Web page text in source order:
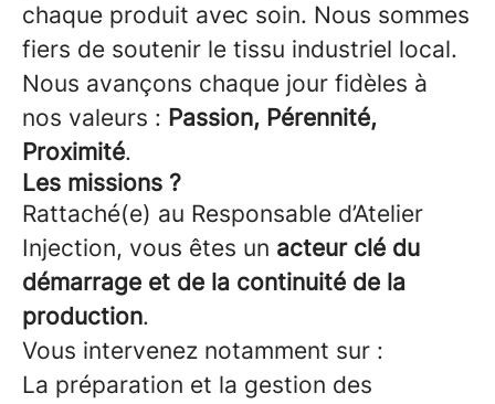
chaque produit avec soin. Nous sommes
fiers de soutenir le tissu industriel local.
Nous avançons chaque jour fidèles à
nos valeurs : Passion, Pérennité,
Proximité.
Les missions ?
Rattaché(e) au Responsable d’Atelier
Injection, vous êtes un acteur clé du
démarrage et de la continuité de la
production.
Vous intervenez notamment sur :
La préparation et la gestion des